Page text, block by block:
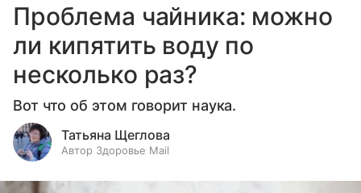
Проблема чайника: можно
ли кипятить воду по
несколько раз?
Вот что об этом говорит наука.
Татьяна Щеглова
Автор Здоровье Mail